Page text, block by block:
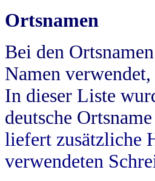
Ortsnamen
Bei den
Namen
In dieser Liste
deutsche
liefert zusätzliche
verwendeten